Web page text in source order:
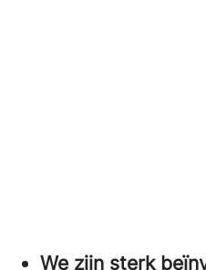
We zijn sterk